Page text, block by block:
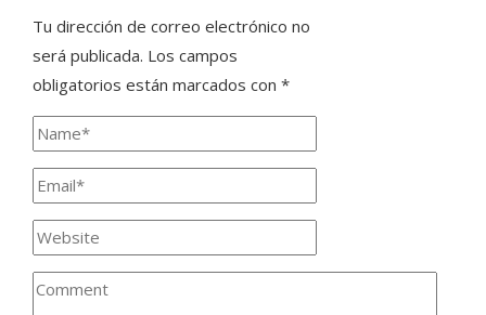
Tu dirección de correo electrónico no
será publicada. Los campos
obligatorios están marcados con *